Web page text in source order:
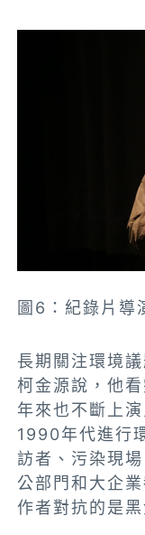
圖6：紀錄片導
長期關注環境
柯金源說，他
年來也不斷上
1990年代進行
訪者、污染現
公部門和大企
作者對抗的是黑